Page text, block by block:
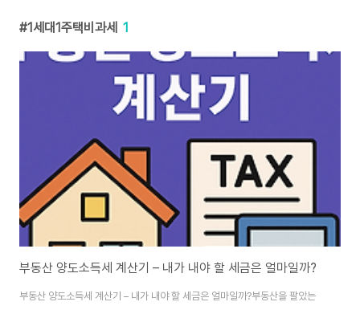
1세대1주택비과세 1
부동산 양도소득세 계산기 – 내가 내야 할 세금은 얼마일까?
부동산 양도소득세 계산기 – 내가 내야 할 세금은 얼마일까?부동산을 팔았는